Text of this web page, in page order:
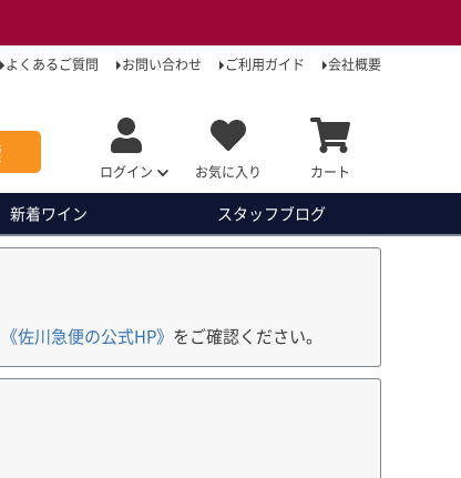
ログイン お気に入り カート
よくあるご質問 お問い合わせ ご利用ガイド 会社概要
新着ワイン スタッフブログ
《佐川急便の公式HP》 をご確認ください。